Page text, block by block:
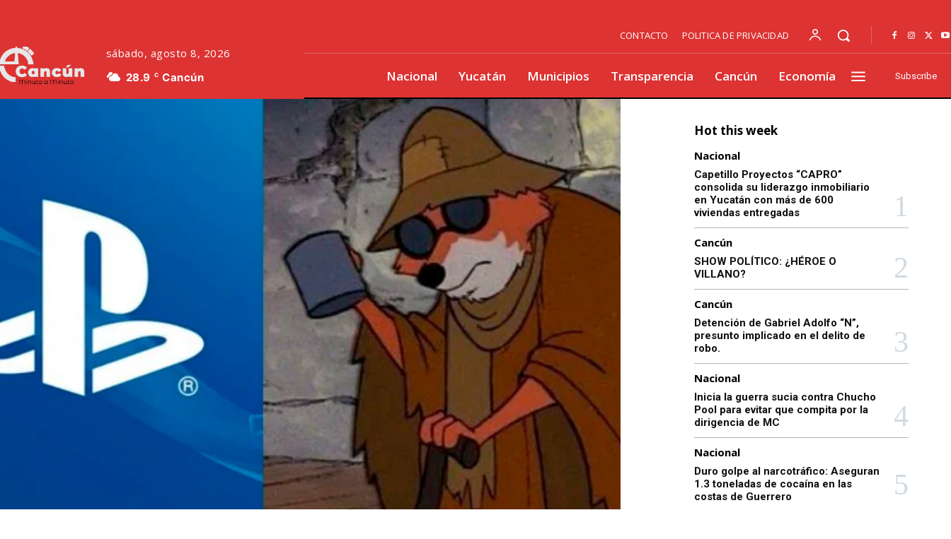
sábado, agosto 8, 2026
28.9 C Cancún
CONTACTO POLITICA DE PRIVACIDAD
Nacional Yucatán Municipios Transparencia Cancún Economía Subscribe
Hot this week
Nacional
Capetillo Proyectos “CAPRO”
consolida su liderazgo inmobiliario
en Yucatán con más de 600
viviendas entregadas
Cancún
SHOW POLÍTICO: ¿HÉROE O
VILLANO?
Cancún
Detención de Gabriel Adolfo “N”,
presunto implicado en el delito de
robo.
Nacional
Inicia la guerra sucia contra Chucho
Pool para evitar que compita por la
dirigencia de MC
Nacional
Duro golpe al narcotráfico: Aseguran
1.3 toneladas de cocaína en las
costas de Guerrero